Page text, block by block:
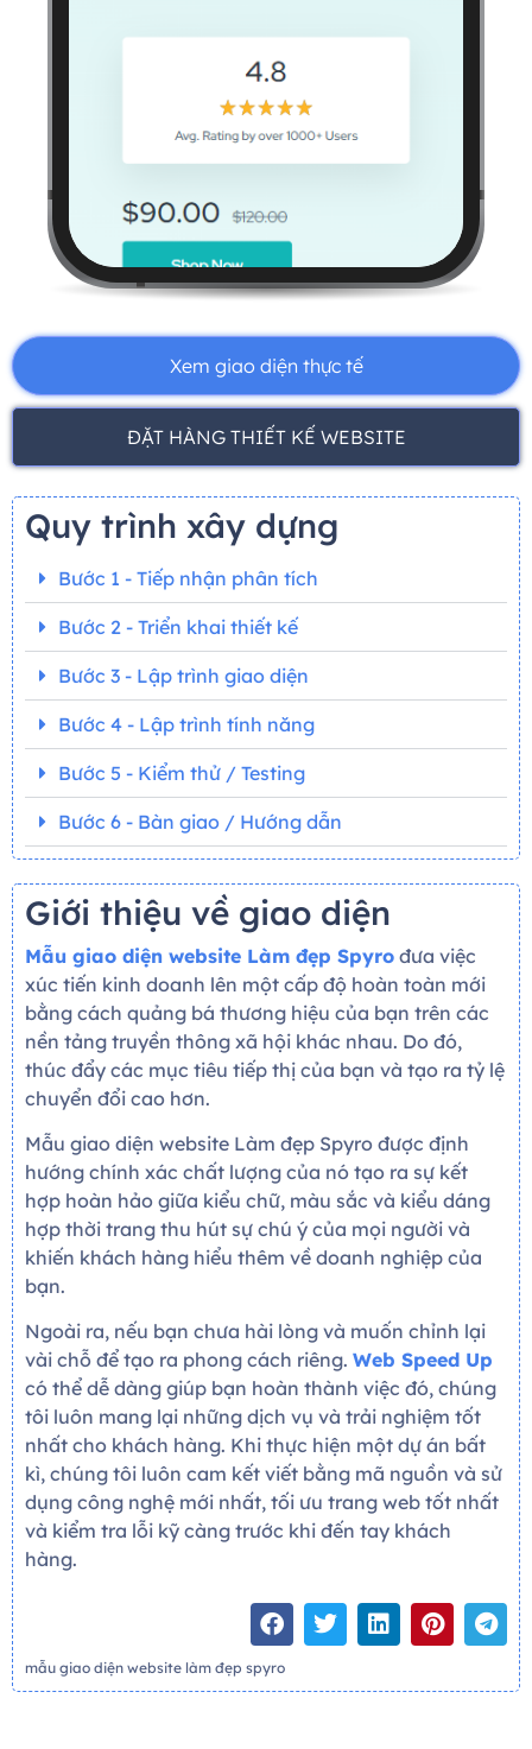
Xem giao diện thực tế
ĐẶT HÀNG THIẾT KẾ WEBSITE
Quy trình xây dựng
Bước 1 - Tiếp nhận phân tích
Bước 2 - Triển khai thiết kế
Bước 3 - Lập trình giao diện
Bước 4 - Lập trình tính năng
Bước 5 - Kiểm thử / Testing
Bước 6 - Bàn giao / Hướng dẫn
Giới thiệu về giao diện
Mẫu giao diện website Làm đẹp Spyro đưa việc
xúc tiến kinh doanh lên một cấp độ hoàn toàn mới
bằng cách quảng bá thương hiệu của bạn trên các
nền tảng truyền thông xã hội khác nhau. Do đó,
thúc đẩy các mục tiêu tiếp thị của bạn và tạo ra tỷ lệ
chuyển đổi cao hơn.
Mẫu giao diện website Làm đẹp Spyro được định
hướng chính xác chất lượng của nó tạo ra sự kết
hợp hoàn hảo giữa kiểu chữ, màu sắc và kiểu dáng
hợp thời trang thu hút sự chú ý của mọi người và
khiến khách hàng hiểu thêm về doanh nghiệp của
bạn.
Ngoài ra, nếu bạn chưa hài lòng và muốn chỉnh lại
vài chỗ để tạo ra phong cách riêng. Web Speed Up
có thể dễ dàng giúp bạn hoàn thành việc đó, chúng
tôi luôn mang lại những dịch vụ và trải nghiệm tốt
nhất cho khách hàng. Khi thực hiện một dự án bất
kì, chúng tôi luôn cam kết viết bằng mã nguồn và sử
dụng công nghệ mới nhất, tối ưu trang web tốt nhất
và kiểm tra lỗi kỹ càng trước khi đến tay khách
hàng.
mẫu giao diện website làm đẹp spyro